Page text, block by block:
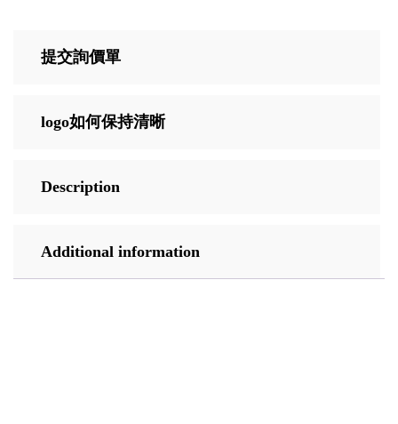
提交詢價單
logo如何保持清晰
Description
Additional information